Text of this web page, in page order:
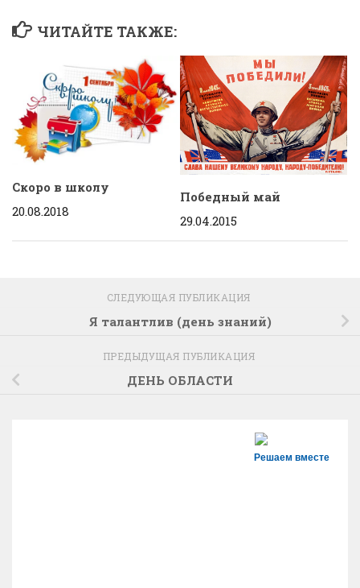
ЧИТАЙТЕ ТАКЖЕ:
Скоро в школу
20.08.2018
Победный май
29.04.2015
СЛЕДУЮЩАЯ ПУБЛИКАЦИЯ
Я талантлив (день знаний)
ПРЕДЫДУЩАЯ ПУБЛИКАЦИЯ
ДЕНЬ ОБЛАСТИ
Решаем вместе